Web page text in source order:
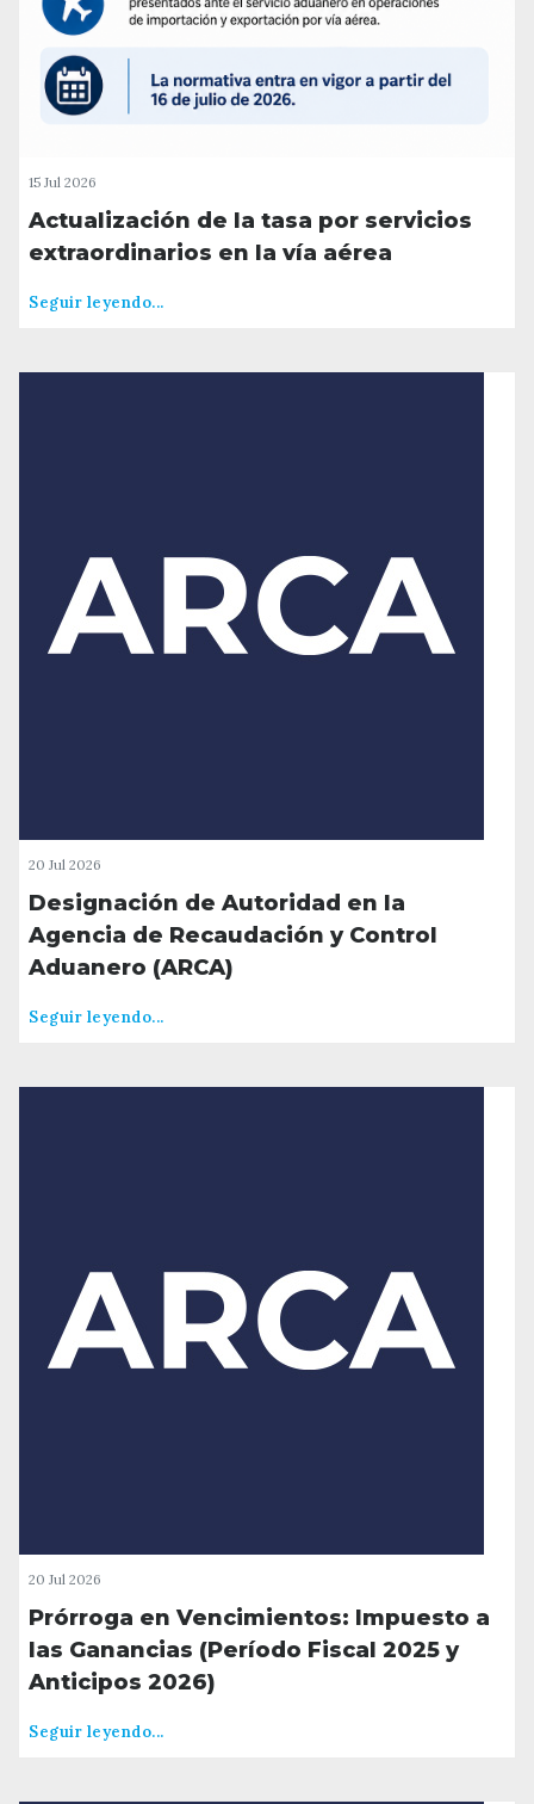
15 Jul 2026
Actualización de la tasa por servicios
extraordinarios en la vía aérea
Seguir leyendo...
20 Jul 2026
Designación de Autoridad en la
Agencia de Recaudación y Control
Aduanero (ARCA)
Seguir leyendo...
20 Jul 2026
Prórroga en Vencimientos: Impuesto a
las Ganancias (Período Fiscal 2025 y
Anticipos 2026)
Seguir leyendo...